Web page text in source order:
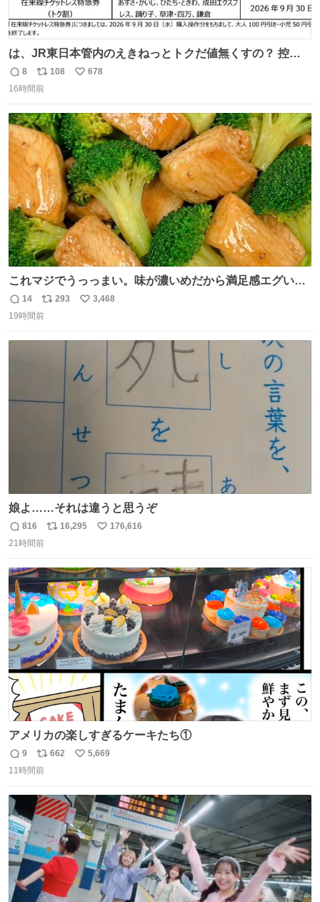
は、JR東日本管内のえきねっとトクだ値無くすの？ 控え
めに言ってクソすぎんか？
返
信
8
リ
ポ
ト
数
108
い
数
678
16時間前
これマジでうっっまい。味が濃いめだから満足感エグいし
1週間で3キロ痩せた😭
返
信
14
リ
ポ
293
い
3,468
19時間前
娘よ……それは違うと思うぞ
返
信
816
リ
ト
数
16,295
い
数
176,616
21時間前
アメリカの楽しすぎるケーキたち①
返
信
9
リ
ポ
ト
数
662
い
数
5,669
11時間前